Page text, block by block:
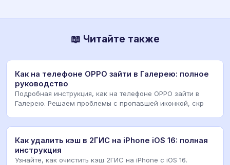
📖 Читайте также
Как на телефоне OPPO зайти в Галерею: полное
руководство
Подробная инструкция, как на телефоне OPPO зайти в
Галерею. Решаем проблемы с пропавшей иконкой, скр
Как удалить кэш в 2ГИС на iPhone iOS 16: полная
инструкция
Узнайте, как очистить кэш 2ГИС на iPhone с iOS 16.